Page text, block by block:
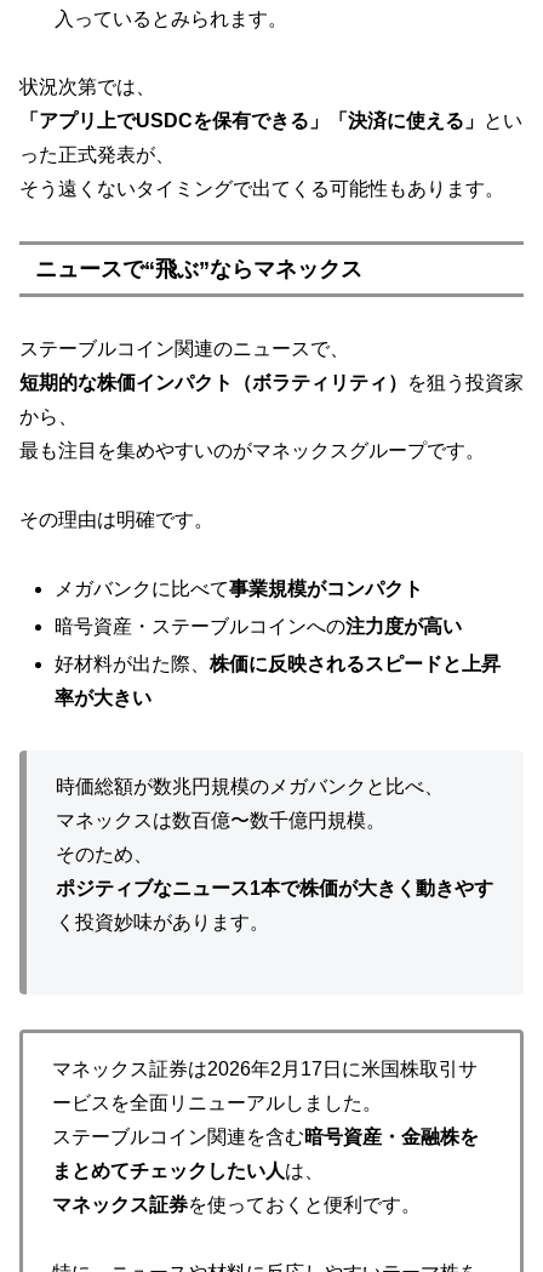
入っているとみられます。
状況次第では、
「アプリ上でUSDCを保有できる」「決済に使える」 とい
った正式発表が、
そう遠くないタイミングで出てくる可能性もあります。
ニュースで“飛ぶ”ならマネックス
ステーブルコイン関連のニュースで、
短期的な株価インパクト（ボラティリティ）
を狙う投資家
から、
最も注目を集めやすいのがマネックスグループです。
その理由は明確です。
メガバンクに比べて事業規模がコンパクト
暗号資産・ステーブルコインへの注力度が高い
好材料が出た際、株価に反映されるスピードと上昇
率が大きい
時価総額が数兆円規模のメガバンクと比べ、
マネックスは数百億〜数千億円規模。
そのため、
ポジティブなニュース1本で株価が大きく動きやす
く投資妙味があります。
マネックス証券は2026年2月17日に米国株取引サ
ービスを全面リニューアルしました。
ステーブルコイン関連を含む暗号資産・金融株を
まとめてチェックしたい人は、
マネックス証券を使っておくと便利です。